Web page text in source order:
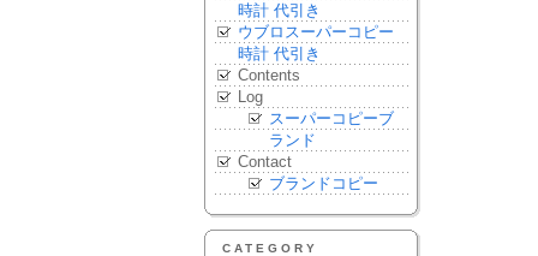
時計 代引き
ウブロスーパーコピー
時計 代引き
Contents
Log
スーパーコピーブ
ランド
Contact
ブランドコピー
CATEGORY